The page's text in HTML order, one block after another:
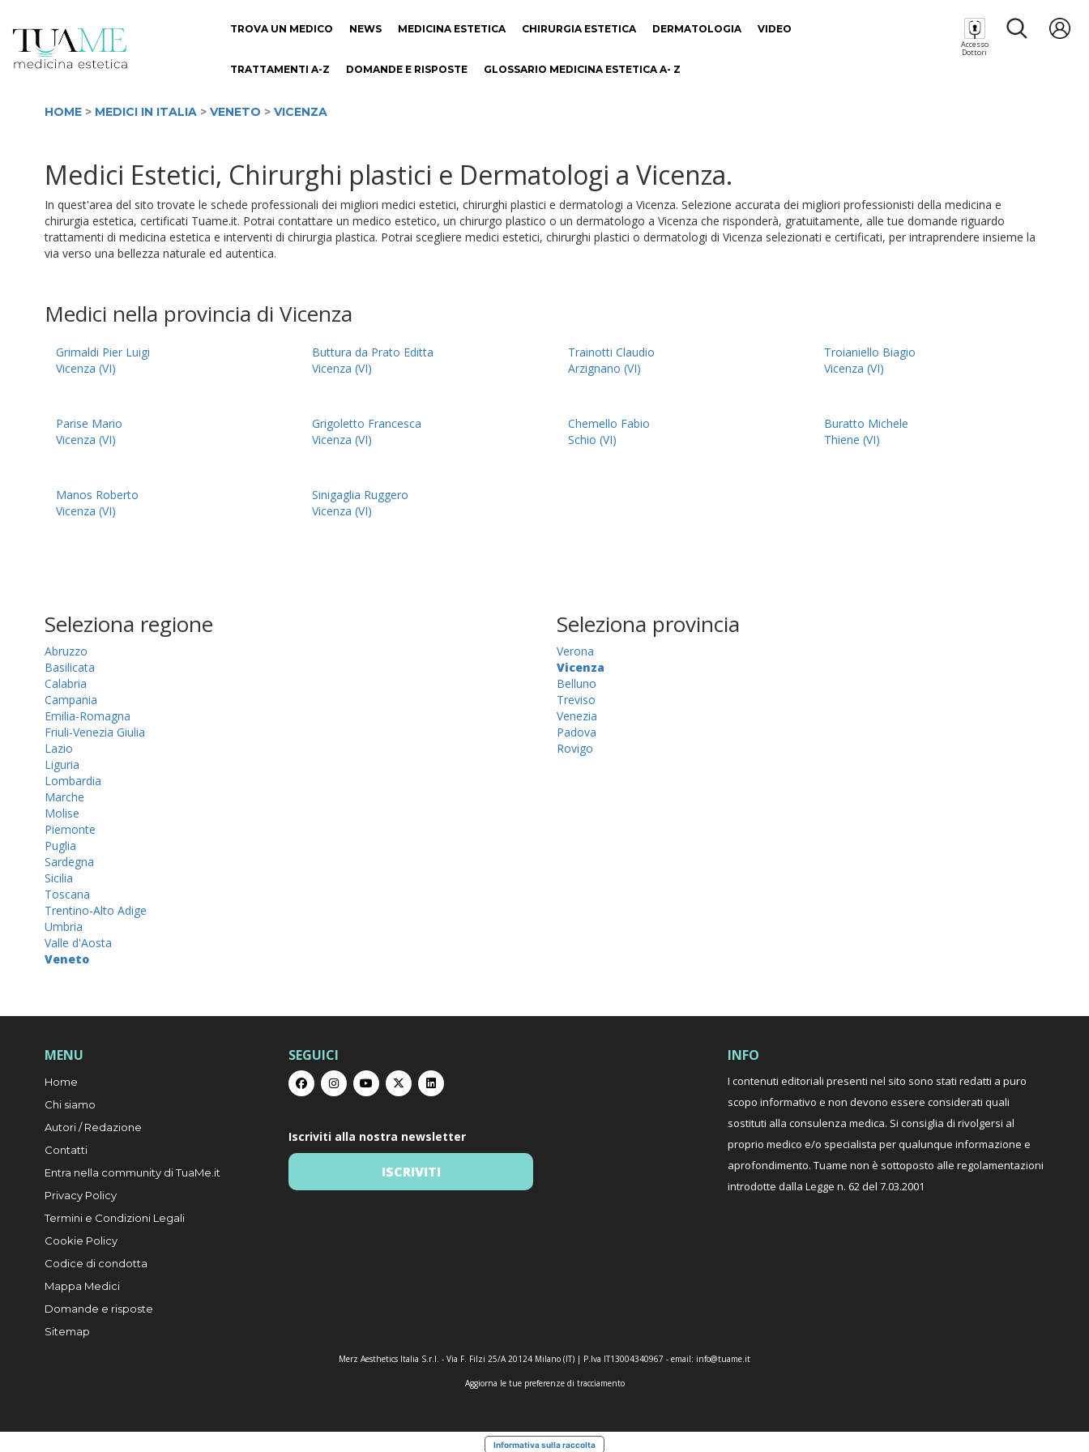
TROVA UN MEDICO NEWS MEDICINA ESTETICA CHIRURGIA ESTETICA DERMATOLOGIA VIDEO
TRATTAMENTI A-Z DOMANDE E RISPOSTE GLOSSARIO MEDICINA ESTETICA A- Z
Accesso
Dottori
HOME > MEDICI IN ITALIA > VENETO > VICENZA
Medici Estetici, Chirurghi plastici e Dermatologi a Vicenza.
In quest'area del sito trovate le schede professionali dei migliori medici estetici, chirurghi plastici e dermatologi a Vicenza. Selezione accurata dei migliori professionisti della medicina e
chirurgia estetica, certificati Tuame.it. Potrai contattare un medico estetico, un chirurgo plastico o un dermatologo a Vicenza che risponderà, gratuitamente, alle tue domande riguardo
trattamenti di medicina estetica e interventi di chirurgia plastica. Potrai scegliere medici estetici, chirurghi plastici o dermatologi di Vicenza selezionati e certificati, per intraprendere insieme la
via verso una bellezza naturale ed autentica.
Medici nella provincia di Vicenza
Grimaldi Pier Luigi
Vicenza (VI)
Buttura da Prato Editta
Vicenza (VI)
Trainotti Claudio
Arzignano (VI)
Troianiello Biagio
Vicenza (VI)
Parise Mario
Vicenza (VI)
Grigoletto Francesca
Vicenza (VI)
Chemello Fabio
Schio (VI)
Buratto Michele
Thiene (VI)
Manos Roberto
Vicenza (VI)
Sinigaglia Ruggero
Vicenza (VI)
Seleziona regione
Abruzzo
Basilicata
Calabria
Campania
Emilia-Romagna
Friuli-Venezia Giulia
Lazio
Liguria
Lombardia
Marche
Molise
Piemonte
Puglia
Sardegna
Sicilia
Toscana
Trentino-Alto Adige
Umbria
Valle d'Aosta
Veneto
Seleziona provincia
Verona
Vicenza
Belluno
Treviso
Venezia
Padova
Rovigo
MENU
Home
Chi siamo
Autori / Redazione
Contatti
Entra nella community di TuaMe.it
Privacy Policy
Termini e Condizioni Legali
Cookie Policy
Codice di condotta
Mappa Medici
Domande e risposte
Sitemap
SEGUICI
Iscriviti alla nostra newsletter
ISCRIVITI
INFO
I contenuti editoriali presenti nel sito sono stati redatti a puro
scopo informativo e non devono essere considerati quali
sostituti alla consulenza medica. Si consiglia di rivolgersi al
proprio medico e/o specialista per qualunque informazione e
aprofondimento. Tuame non è sottoposto alle regolamentazioni
introdotte dalla Legge n. 62 del 7.03.2001
Merz Aesthetics Italia S.r.l. - Via F. Filzi 25/A 20124 Milano (IT) | P.Iva IT13004340967 - email: info@tuame.it
Aggiorna le tue preferenze di tracciamento
Informativa sulla raccolta